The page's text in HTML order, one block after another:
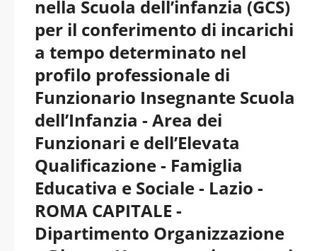
nella Scuola dell’infanzia (GCS)
per il conferimento di incarichi
a tempo determinato nel
profilo professionale di
Funzionario Insegnante Scuola
dell’Infanzia - Area dei
Funzionari e dell’Elevata
Qualificazione - Famiglia
Educativa e Sociale - Lazio -
ROMA CAPITALE -
Dipartimento Organizzazione